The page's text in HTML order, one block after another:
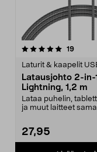
19
Laturit & kaapelit
Latausjohto 2-in-
Lightning, 1,2 m
Lataa puhelin,
ja muut laitteet
27,95